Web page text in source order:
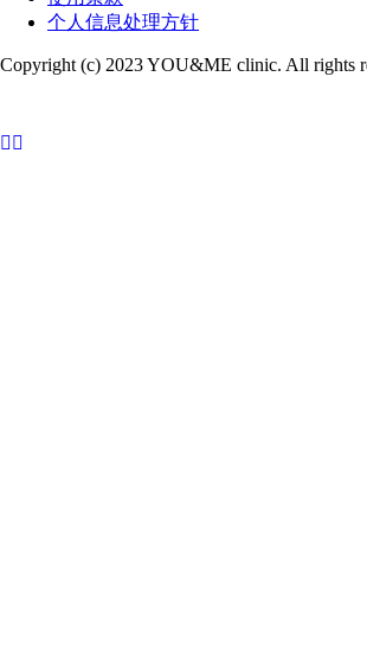
个人信息处理方针
Copyright (c) 2023 YOU&ME clinic. All rights